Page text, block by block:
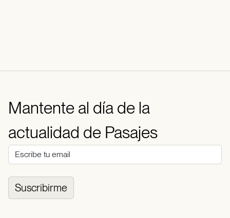
Mantente al día de la
actualidad de Pasajes
Suscribirme